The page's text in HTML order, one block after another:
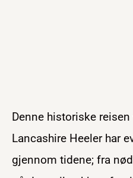
Denne historiske
Lancashire Heeler har
gjennom tidene; fra